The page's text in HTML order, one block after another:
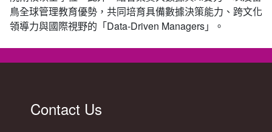
鳥全球管理教育優勢，共同培育具備數據決策能力、跨文化
領導力與國際視野的「Data-Driven Managers」。
Contact Us